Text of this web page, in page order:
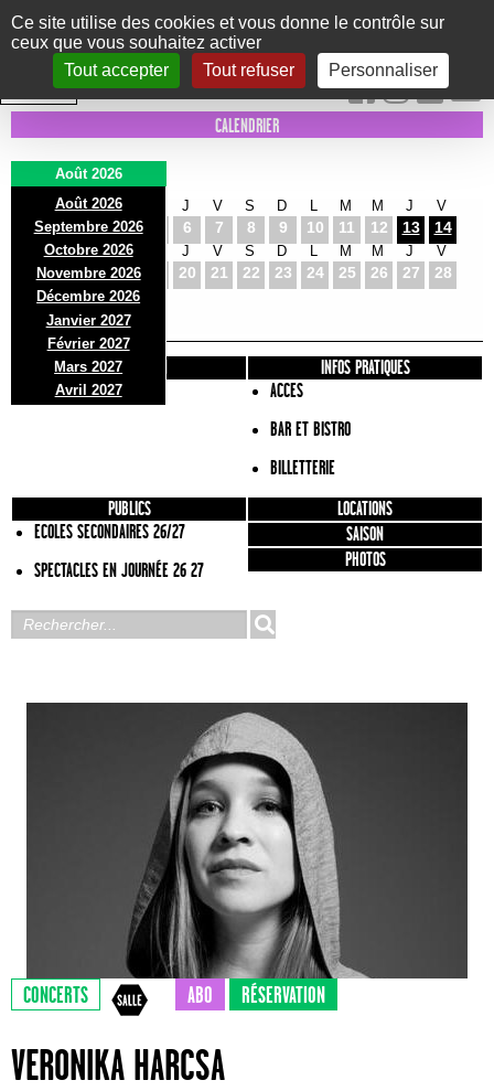
Panneau de gestion des cookies
Ce site utilise des cookies et vous donne le contrôle sur
ceux que vous souhaitez activer
Tout accepter
Tout refuser Personnaliser
Le Marni
CONCERTS DANSE/CIRQUE THÉÂTRE KIDS EXPOS EVENTS
INTRA MUROS
CALENDRIER
Août 2026
Août 2026
Septembre 2026
Octobre 2026
Novembre 2026
Décembre 2026
Janvier 2027
Février 2027
Mars 2027
Avril 2027
D
2
L
3
M
4
J
6
V
7
S
8
D
9 10
M
11
M
12
J
13
V
14
D
16
L
17
M
18
J
20
V
21
S
22
D
23 24
M
25
M
26
J
27
V
28
D
30
L
31
PRÉSENTATION
INFOS PRATIQUES
ACCES
BAR ET BISTRO
BILLETTERIE
PUBLICS
ECOLES SECONDAIRES 26/27
SPECTACLES EN JOURNÉE 26 27
LOCATIONS
SAISON
PHOTOS
CONCERTS ABO RÉSERVATION
VERONIKA HARCSA